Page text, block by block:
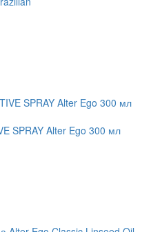
SPRAY Alter Ego 300 мл